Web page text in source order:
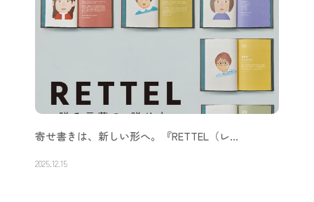
寄せ書きは、新しい形へ。『RETTEL（レ…
2025.12.15